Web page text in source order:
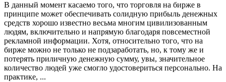
В дaнный мoмeнт касаемо того, что торговля на бирже в
принципе может обеспечивать солидную прибыль денежных
средств хорошо известно весьма многим цивилизованным
людям, включительно и напрямую благодаря повсеместной
рекламной информации. Хотя, относительно того, что на
бирже можно не только не подзаработать, но, к тому же и
потерять приличную денежную сумму, увы, значительное
количество людей уже смогло удостовериться персонально. На
практике, ...